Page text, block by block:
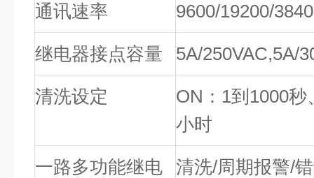
通讯速率 9600/19200/
继电器接点容量 5A/250VAC,5A/
清洗设定
ON：1到1000秒
小时
一路多功能继电
清洗/周期报警/